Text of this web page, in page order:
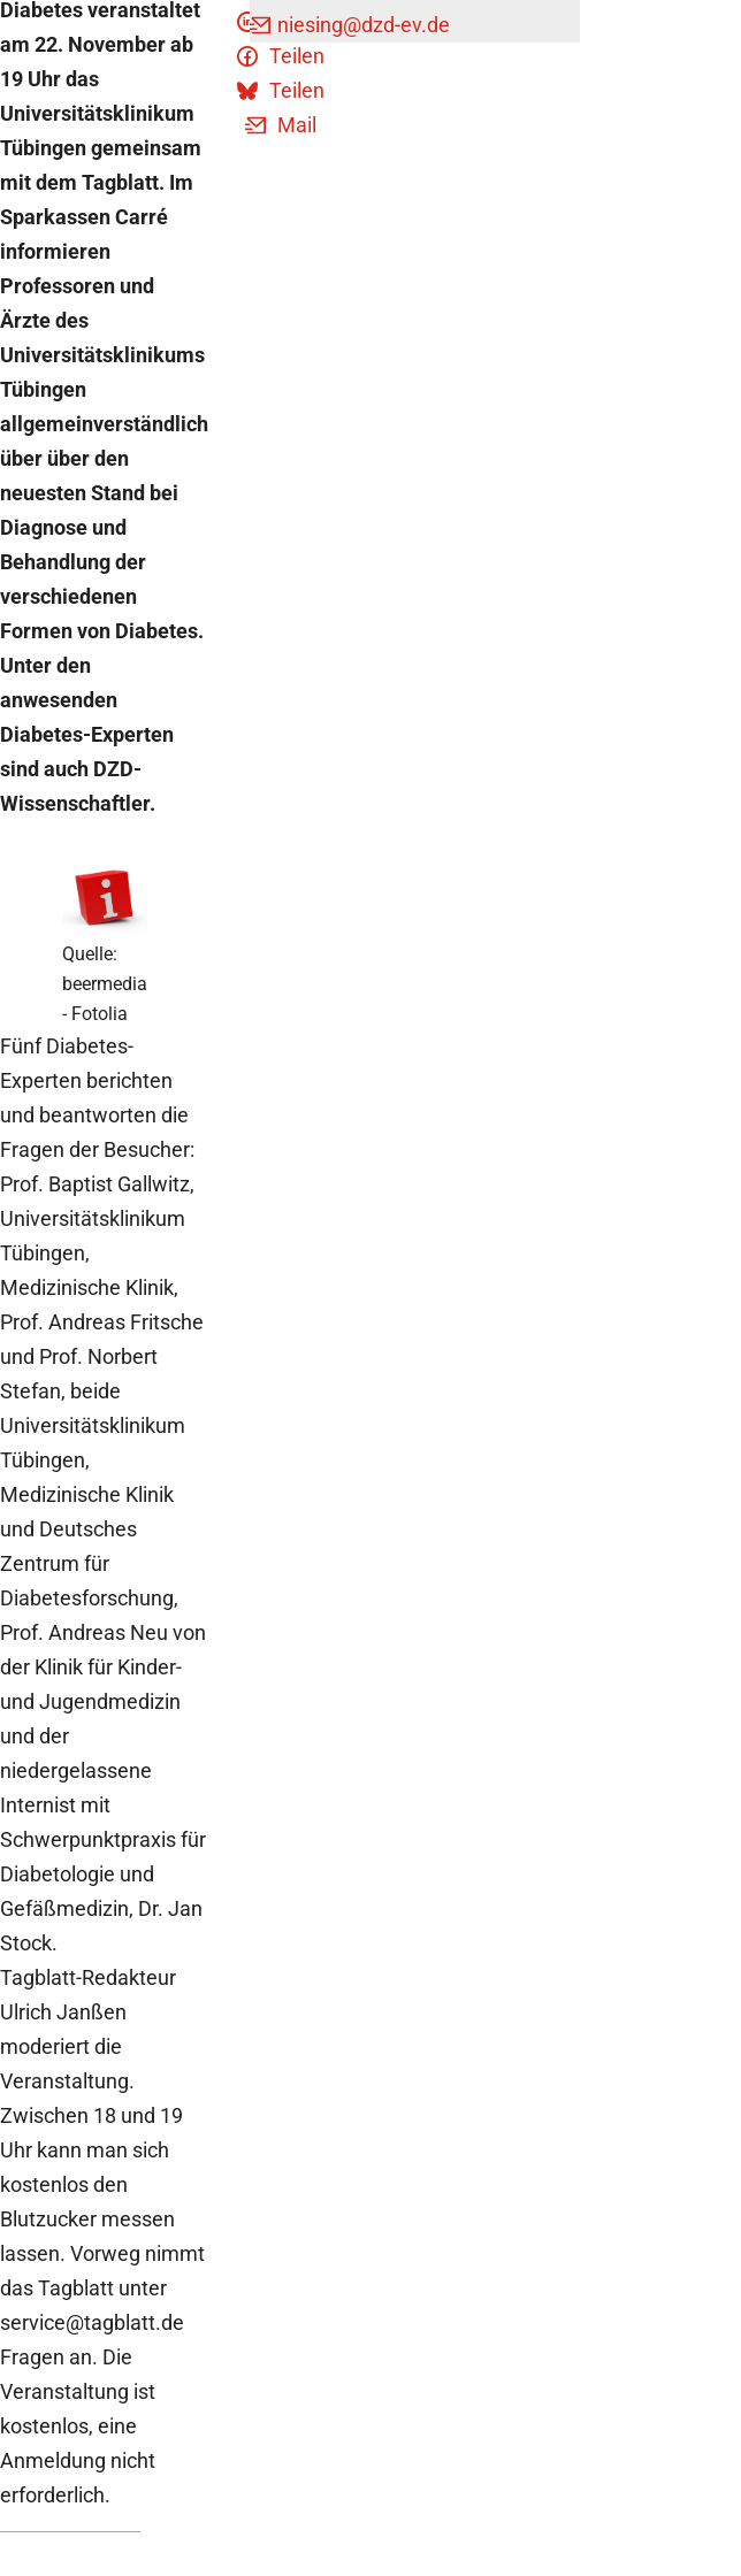
Diabetes veranstaltet
am 22. November ab
19 Uhr das
Universitätsklinikum
Tübingen gemeinsam
mit dem Tagblatt. Im
Sparkassen Carré
informieren
Professoren und
Ärzte des
Universitätsklinikums
Tübingen
allgemeinverständlich
über über den
neuesten Stand bei
Diagnose und
Behandlung der
verschiedenen
Formen von Diabetes.
Unter den
anwesenden
Diabetes-Experten
sind auch DZD-
Wissenschaftler.
Quelle:
beermedia
- Fotolia
Fünf Diabetes-
Experten berichten
und beantworten die
Fragen der Besucher:
Prof. Baptist Gallwitz,
Universitätsklinikum
Tübingen,
Medizinische Klinik,
Prof. Andreas Fritsche
und Prof. Norbert
Stefan, beide
Universitätsklinikum
Tübingen,
Medizinische Klinik
und Deutsches
Zentrum für
Diabetesforschung,
Prof. Andreas Neu von
der Klinik für Kinder-
und Jugendmedizin
und der
niedergelassene
Internist mit
Schwerpunktpraxis für
Diabetologie und
Gefäßmedizin, Dr. Jan
Stock.
Tagblatt-Redakteur
Ulrich Janßen
moderiert die
Veranstaltung.
Zwischen 18 und 19
Uhr kann man sich
kostenlos den
Blutzucker messen
lassen. Vorweg nimmt
das Tagblatt unter
service@tagblatt.de
Fragen an. Die
Veranstaltung ist
kostenlos, eine
Anmeldung nicht
erforderlich.
Teilen
Teilen
Teilen
Mail
niesing@dzd-ev.de